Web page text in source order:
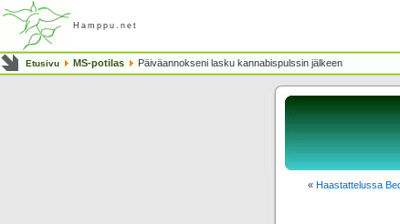
Hamppu.net
Etusivu MS-potilas Päiväannokseni lasku kannabispulssin jälkeen
« Haastattelussa